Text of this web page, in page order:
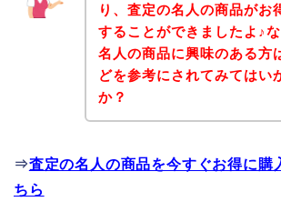
り、査定の名人の商品がお
することができましたよ♪
名人の商品に興味のある方
どを参考にされてみてはい
か？
⇒査定の名人の商品を今すぐお得に購
ちら